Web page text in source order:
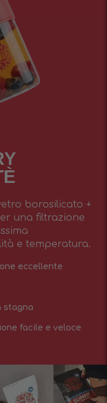
borosilicato +
una filtrazione
e temperatura.
eccellente
stagna
facile e veloce